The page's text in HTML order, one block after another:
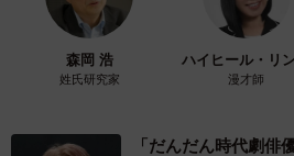
森岡 浩
姓氏研究家
ハイヒール・リ
漫才師
「だんだん時代劇